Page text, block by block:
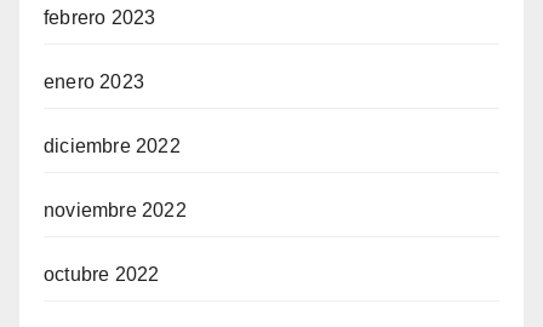
febrero 2023
enero 2023
diciembre 2022
noviembre 2022
octubre 2022